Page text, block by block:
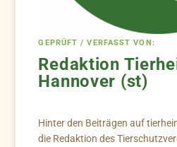
GEPRÜFT / VERFASST VON:
Redaktion
Hannover (st)
Hinter den Beiträgen auf
die Redaktion des